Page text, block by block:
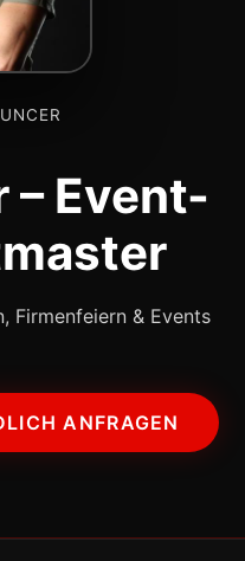
– Event-
Firmenfeiern & Events
ANFRAGEN